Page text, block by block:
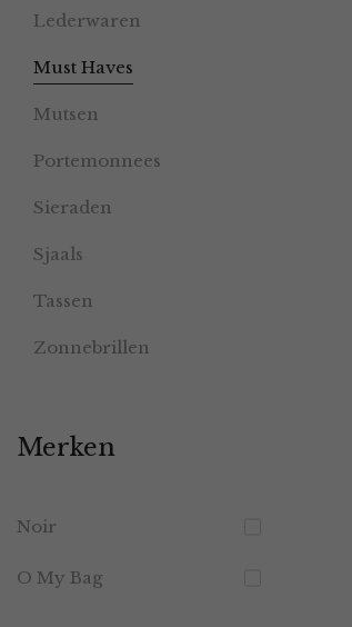
Lederwaren
Must Haves
Mutsen
Portemonnees
Sieraden
Sjaals
Tassen
Zonnebrillen
Merken
Noir
O My Bag